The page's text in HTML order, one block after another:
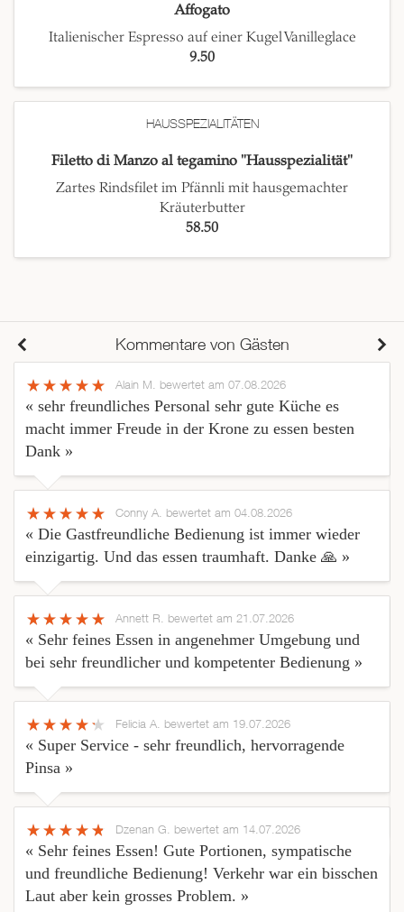
Affogato
Italienischer Espresso auf einer Kugel Vanilleglace
9.50
HAUSSPEZIALITÄTEN
Filetto di Manzo al tegamino "Hausspezialität"
Zartes Rindsfilet im Pfännli mit hausgemachter
Kräuterbutter
58.50
Kommentare von Gästen
Alain M. bewertet am 07.08.2026
« sehr freundliches Personal sehr gute Küche es
macht immer Freude in der Krone zu essen besten
Dank »
Conny A. bewertet am 04.08.2026
« Die Gastfreundliche Bedienung ist immer wieder
einzigartig. Und das essen traumhaft. Danke 🙏 »
Annett R. bewertet am 21.07.2026
« Sehr feines Essen in angenehmer Umgebung und
bei sehr freundlicher und kompetenter Bedienung »
Felicia A. bewertet am 19.07.2026
« Super Service - sehr freundlich, hervorragende
Pinsa »
Dzenan G. bewertet am 14.07.2026
« Sehr feines Essen! Gute Portionen, sympatische
und freundliche Bedienung! Verkehr war ein bisschen
Laut aber kein grosses Problem. »